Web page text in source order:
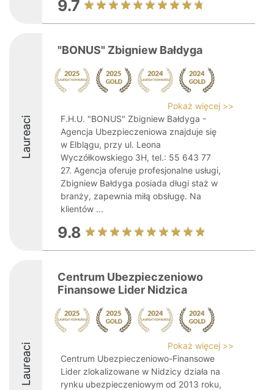
9.7
Laureaci
"BONUS" Zbigniew Bałdyga
Pokaż więcej >>
F.H.U. "BONUS" Zbigniew Bałdyga -
Agencja Ubezpieczeniowa znajduje się
w Elblągu, przy ul. Leona
Wyczółkowskiego 3H, tel.: 55 643 77
27. Agencja oferuje profesjonalne usługi,
Zbigniew Bałdyga posiada długi staż w
branży, zapewnia miłą obsługę. Na
klientów ...
9.8
Laureaci
Centrum Ubezpieczeniowo
Finansowe Lider Nidzica
Pokaż więcej >>
Centrum Ubezpieczeniowo-Finansowe
Lider zlokalizowane w Nidzicy działa na
rynku ubezpieczeniowym od 2013 roku,